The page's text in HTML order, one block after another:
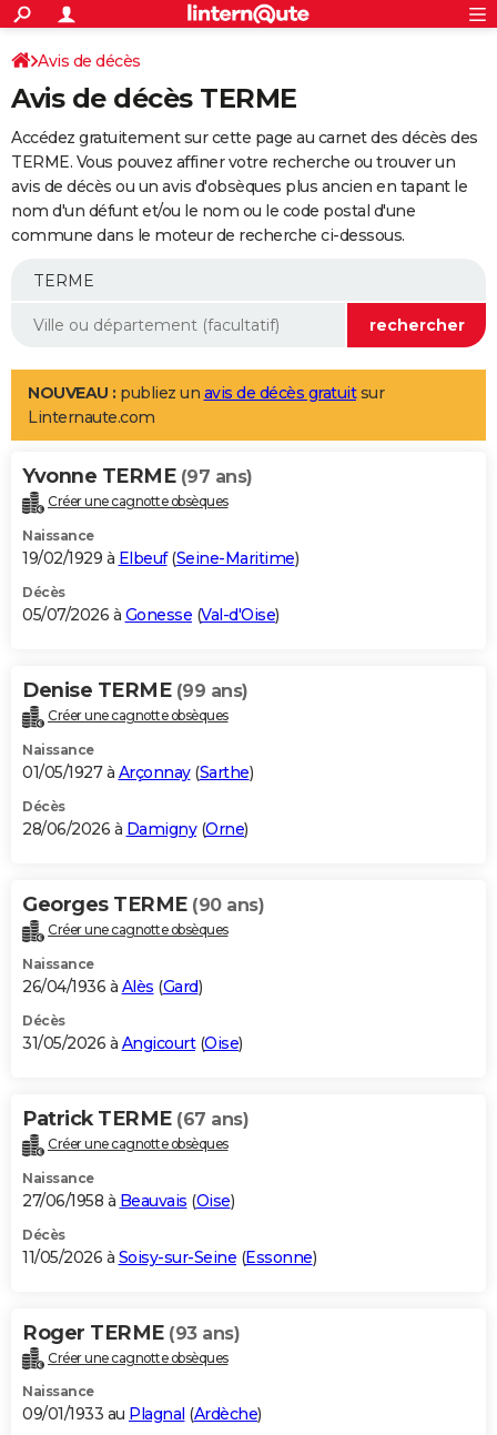
ACTUALITÉS
Politique
Société
Faits Divers
Education
Monde
Villes
+
SPORT
Coupe du monde 2026
Football
Tennis
Cyclisme
Rugby
Forum
Programme TV
TNT
Streaming
Cinéma
Sorties cinéma
Musique
+
FINANCE
Retraite
Epargne
Immobilier
Risques naturels par ville
Banque
Assurance
AUTO
Essais
Réserver un essai
Citadines
Berlines
SUV
Forum auto
+
Mobiles
Meilleur smartphone
Internet
Ordinateurs
Jeux vidéo
Guide high-tech
Aménagement intérieur
LIFESTYLE
Art de vivre
Bien-être
Loisirs
Mode
Modes de vie
Alimentation
Guide de la santé
Maladies
Médicaments
Sommeil
VOYAGE
Destinations
City break
Voyage nature
Voyage de noces
Forum
Climat
+PHOTO
GUIDES D'ACHAT
BONS PLANS
Carte de Noël
Carte Bonne année
Carte Saint-Valentin
Carte Pâques
Carte d'anniversaire
DICTIONNAIRE
Dictionnaire
Biographies
Citations
Expressions
Proverbes
PROGRAMME TV
S'inscrire
Se connecter
Lycées
Collèges
Primaires
Universités
Entreprises
Service militaire
Avis de recherche
AVIS DE DÉCÈS
Bricolage
Lifestyle
Culture
Sport
Auto
Television
Voyage
Cinema
Avis de décès
Avis de décès TERME
Accédez gratuitement sur cette page au carnet des décès des
TERME. Vous pouvez affiner votre recherche ou trouver un
avis de décès ou un avis d'obsèques plus ancien en tapant le
nom d'un défunt et/ou le nom ou le code postal d'une
commune dans le moteur de recherche ci-dessous.
NOUVEAU : publiez un avis de décès gratuitsur
Linternaute.com
Yvonne TERME (97 ans)
Créer une cagnotte obsèques
Naissance
19/02/1929 à Elbeuf(Seine-Maritime)
Décès
05/07/2026 à Gonesse (Val-d'Oise)
Denise TERME (99 ans)
Créer une cagnotte obsèques
Naissance
01/05/1927 à Arçonnay(Sarthe)
Décès
28/06/2026 à Damigny(Orne)
Georges TERME (90 ans)
Créer une cagnotte obsèques
Naissance
26/04/1936 à Alès (Gard)
Décès
31/05/2026 à Angicourt(Oise)
Patrick TERME (67 ans)
Créer une cagnotte obsèques
Naissance
27/06/1958 à Beauvais (Oise)
Décès
11/05/2026 à Soisy-sur-Seine (Essonne)
Roger TERME (93 ans)
Créer une cagnotte obsèques
Naissance
09/01/1933 au Plagnal (Ardèche)